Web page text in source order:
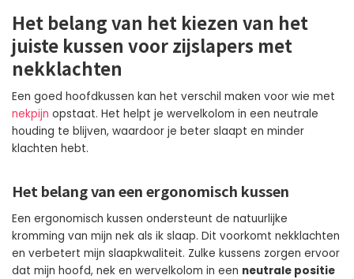
Het belang van het kiezen van het
juiste kussen voor zijslapers met
nekklachten
Een goed hoofdkussen kan het verschil maken voor wie met
nekpijn opstaat. Het helpt je wervelkolom in een neutrale
houding te blijven, waardoor je beter slaapt en minder
klachten hebt.
Het belang van een ergonomisch kussen
Een ergonomisch kussen ondersteunt de natuurlijke
kromming van mijn nek als ik slaap. Dit voorkomt nekklachten
en verbetert mijn slaapkwaliteit. Zulke kussens zorgen ervoor
dat mijn hoofd, nek en wervelkolom in een neutrale positie